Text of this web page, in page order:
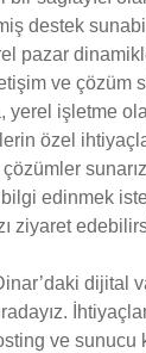
destek
pazar
ve çözüm
yerel işletme
özel
edinmek
ziyaret
dijital
ve sunucu